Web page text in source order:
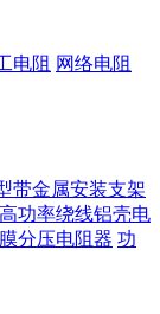
电阻 网络电阻
带金属安装支架
高功率绕线铝壳电
分压电阻器 功